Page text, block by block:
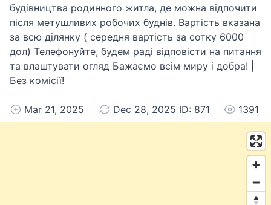
будівництва родинного житла, де можна відпочити
після метушливих робочих буднів. Вартість вказана
за всю ділянку ( середня вартість за сотку 6000
дол) Телефонуйте, будем раді відповісти на питання
та влаштувати огляд Бажаємо всім миру і добра! |
Без комісії!
Mar 21, 2025 Dec 28, 2025 ID: 871 1391